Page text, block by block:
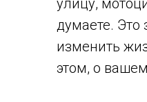
улицу,
думаете. Это
изменить
этом, о